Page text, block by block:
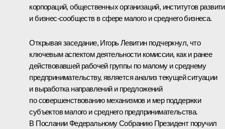
корпораций, общественных организаций, институтов
и бизнес-сообществ в сфере малого и среднего бизнеса.
Открывая заседание, Игорь Левитинподчеркнул, что
ключевым аспектом деятельности комиссии, как и ранее
действовавшей рабочей группы по малому и среднему
предпринимательству, является анализ текущей ситуации
и выработка направлений и предложений
по совершенствованию механизмов и мер поддержки
субъектов малого и среднего предпринимательства.
В Послании Федеральному Собранию Президент поручил